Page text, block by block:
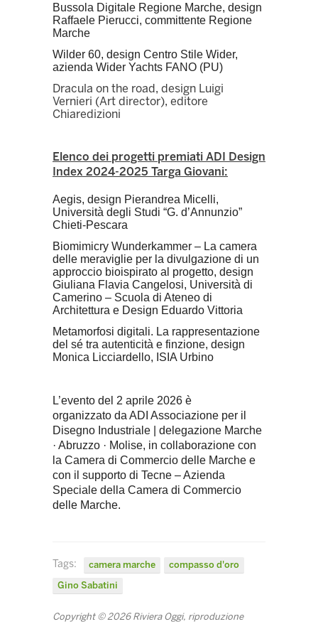
Bussola Digitale Regione Marche, design
Raffaele Pierucci, committente Regione
Marche
Wilder 60, design Centro Stile Wider,
azienda Wider Yachts FANO (PU)
Dracula on the road, design Luigi
Vernieri (Art director), editore
Chiaredizioni
Elenco dei progetti premiati ADI Design
Index 2024-2025 Targa Giovani:
Aegis, design Pierandrea Micelli,
Università degli Studi “G. d’Annunzio”
Chieti-Pescara
Biomimicry Wunderkammer – La camera
delle meraviglie per la divulgazione di un
approccio bioispirato al progetto, design
Giuliana Flavia Cangelosi, Università di
Camerino – Scuola di Ateneo di
Architettura e Design Eduardo Vittoria
Metamorfosi digitali. La rappresentazione
del sé tra autenticità e finzione, design
Monica Licciardello, ISIA Urbino
L’evento del 2 aprile 2026 è
organizzato da ADI Associazione per il
Disegno Industriale | delegazione Marche
· Abruzzo · Molise, in collaborazione con
la Camera di Commercio delle Marche e
con il supporto di Tecne – Azienda
Speciale della Camera di Commercio
delle Marche.
Tags: camera marche
compasso d'oro
Gino Sabatini
Copyright © 2026 Riviera Oggi, riproduzione